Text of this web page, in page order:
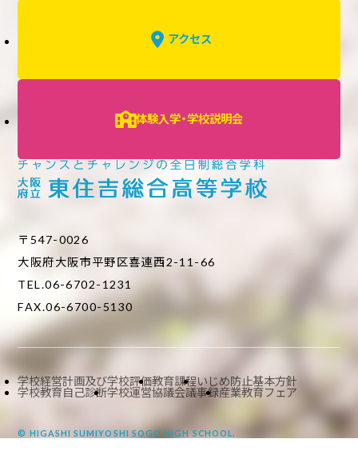
アクセス
体験入学・学校説明会
〒547-0026
大阪府大阪市平野区喜連西2-11-66
TEL.06-6702-1231
FAX.06-6700-5130
学校経営計画及び学校評価教育課程いじめ防止基本方針
学校教育自己診断学校運営協議会議事録産業教育フェア
© HIGASHI SUMIYOSHI SOGO HIGH SCHOOL.